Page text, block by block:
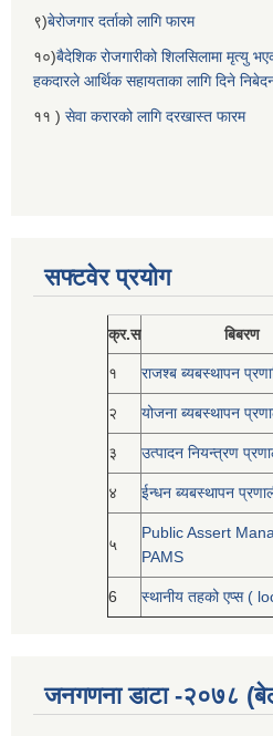
९)बेरोजगार दर्ताको लागि फारम
१०)बैदेशिक रोजगारीको शिलसिलामा मृत्यु
हकदारले आर्थिक सहायताका लागि दिने
११ ) सेवा करारको लागि दरखास्त फारम
सफ्टवेर प्रयोग
क्र.स बिबरण
१ राजश्ब ब्यबस्थापन
२ योजना ब्यबस्थापन
३ उत्पादन नियन्त्रण
४ ईन्धन ब्यबस्थापन
५
Public Assert
PAMS
6 स्थानीय तहको एप्स (
जनगणना डाटा -२०७८